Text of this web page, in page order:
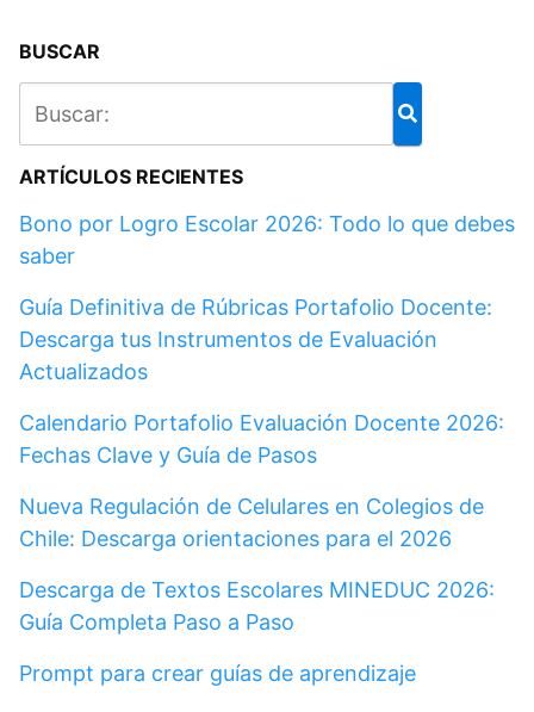
BUSCAR
ARTÍCULOS RECIENTES
Bono por Logro Escolar 2026: Todo lo que debes
saber
Guía Definitiva de Rúbricas Portafolio Docente:
Descarga tus Instrumentos de Evaluación
Actualizados
Calendario Portafolio Evaluación Docente 2026:
Fechas Clave y Guía de Pasos
Nueva Regulación de Celulares en Colegios de
Chile: Descarga orientaciones para el 2026
Descarga de Textos Escolares MINEDUC 2026:
Guía Completa Paso a Paso
Prompt para crear guías de aprendizaje